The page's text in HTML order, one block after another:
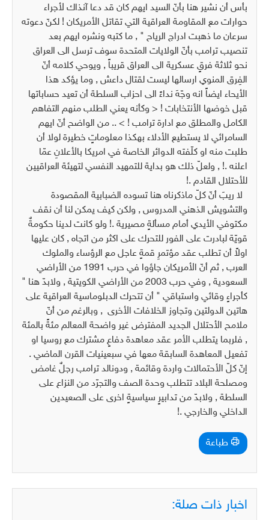
بأس أن نشير هنا بأنّ السيد ايهم كان قد دعا آنذاك لأجراء
حوارات مع المقاومة العراقية التي تقاتل الأمريكان ! لكنّ دعوته
سرعان ما ذهبت ادراج الرياح " , ما كتبه ونشره ايهم بعد
تنصيب ترامب بأنّ الولايات المتحدة سوف ترسل الى العراق
نحو ثلاثة فرقٍ عسكرية الى العراق قريباً , ويوحي كلامه أنّ
الفِرق المنوي ارسالها ليست لقتال داعش , وما يؤكد هذا
الأيحاء ايضاً انه وجّهَ نداءً الى احزاب السلطة أن تعيد حساباتها
قبل خوضها الأنتخابات ! < وكأنه يعني الطلب منهم التفاهم
الكامل والمطلق مع ادارة ترامب ! > .. من الواضح أنّ ايهم
السامرائي لا يستطيع الأدلاء بهكذا معلوماتٍ خطيرة لولا أن
طلبت منه او كلّفته الدوائر الخاصة في امريكا بالأعلانِ عمّا
اعلنه .! , ولعلّ ذلك هو بداية للتمهيد النفسي لتهيئة العراقيين
للأحتلال القادم .!
لا ريبَ أنّ كلّ ماذكرناه هنا تسوده الضبابية المقصودة
والتشويش الذهني المدروس , ولكن كيف يمكن لنا أن نقف
مكتوفي الأيدي أمام مسألةٍ مصيرية .! ولو كانت لدينا حكومةٌ
قويّة لبادرت على الفور للتحرك على اكثر من اتجاه , كان عليها
اولاً أن تطلب عقد مؤتمرِ قمةٍ عاجل مع الرؤساء والملوك
العرب , ثم أنّ الأمريكان جاؤوا في حرب 1991 من الأراضي
السعودية , وفي حرب 2003 من الأراضي الكويتية , ولابدّ هنا "
كأجراءٍ وقائي واستباقي " أن تتحرك الدبلوماسية العراقية على
هاتين الدولتين وتجاوز الخلافات الأخرى , وبالرغم من أنّ
ملامح الأحتلال الجديد المفترض غير واضحة المعالم مئةً بالمئة
, فلربما يتطلب الأمر عقد معاهدة دفاعٍ مشترك مع روسيا او
تفعيل المعاهدة السابقة معها في سبعينيات القرن الماضي .
إنّ كلّ الأحتمالات واردة وقائمة , ودونالد ترامب رجلٌ غامض
ومصلحة البلاد تتطلب وحدة الصف والتجرّد من النزاع على
السلطة , ولابدّ من تدابيرٍ سياسيةٍ اخرى على الصعيدين
الداخلي والخارجي .!
طباعة
اخبار ذات صلة: